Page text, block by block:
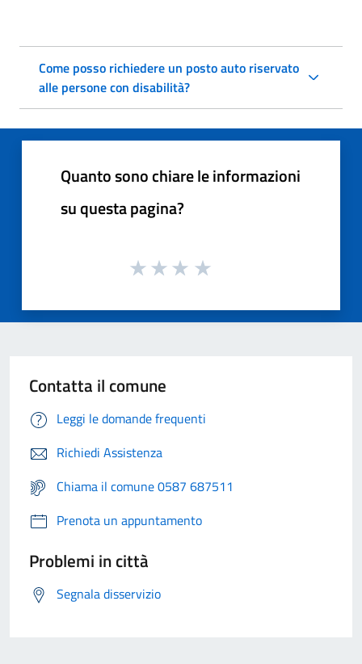
Come posso richiedere un posto auto riservato
alle persone con disabilità?
Quanto sono chiare le informazioni
su questa pagina?
Contatta il comune
Leggi le domande frequenti
Richiedi Assistenza
Chiama il comune 0587 687511
Prenota un appuntamento
Problemi in città
Segnala disservizio